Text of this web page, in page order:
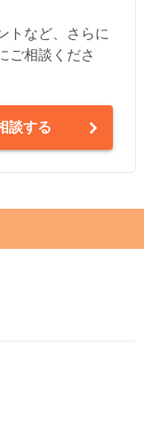
トなど、さらに
ご相談くださ
談する